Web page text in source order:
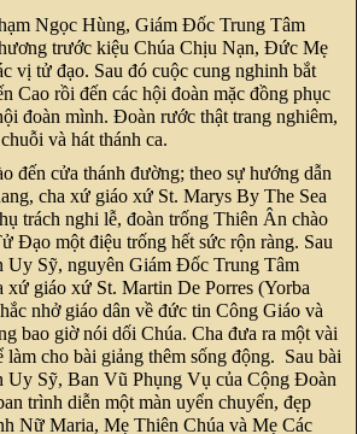
Ngọc Hùng, Giám Đốc Trung Tâm
trước kiệu Chúa Chịu Nạn, Đức Mẹ
vị tử đạo. Sau đó cuộc cung nghinh bắt
Cao rồi đến các hội đoàn mặc đồng phục
đoàn mình. Đoàn rước thật trang nghiêm,
và hát thánh ca.
đến cửa thánh đường; theo sự hướng dẫn
cha xứ giáo xứ St. Marys By The Sea
trách nghi lễ, đoàn trống Thiên Ân chào
Đạo một điệu trống hết sức rộn ràng. Sau
Uy Sỹ, nguyên Giám Đốc Trung Tâm
xứ giáo xứ St. Martin De Porres (Yorba
nhở giáo dân về đức tin Công Giáo và
bao giờ nói dối Chúa. Cha đưa ra một vài
làm cho bài giảng thêm sống động. Sau bài
Uy Sỹ, Ban Vũ Phụng Vụ của Cộng Đoàn
trình diễn một màn uyển chuyển, đẹp
Nữ Maria, Mẹ Thiên Chúa và Mẹ Các